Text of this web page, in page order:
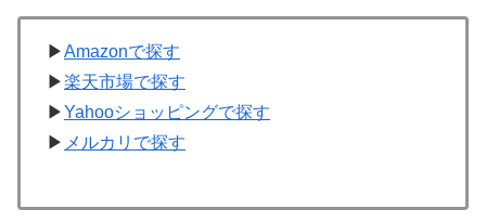
▶Amazonで探す
▶楽天市場で探す
▶Yahooショッピングで探す
▶ メルカリで探す